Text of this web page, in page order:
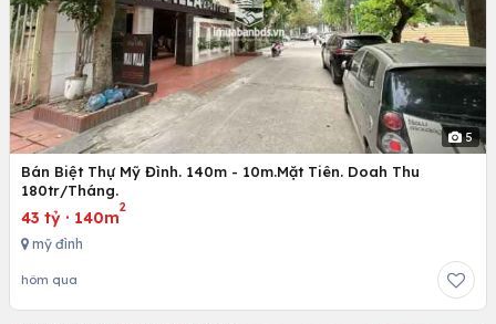
5
Bán Biệt Thự Mỹ Đình. 140m - 10m.Mặt Tiên. Doah Thu
180tr/Tháng.
43 tỷ · 140m
2
mỹ đình
hôm qua